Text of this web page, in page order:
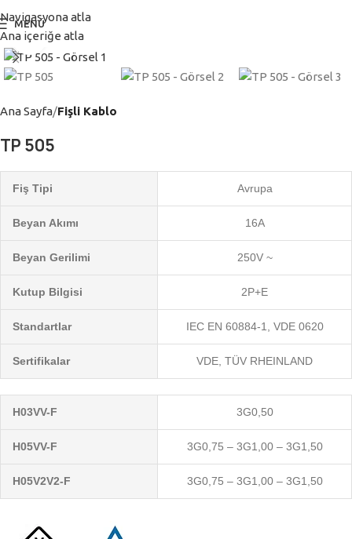
Navigasyona atla
Ana içeriğe atla
MENÜ
Büyütmek için tıklayın
Ana Sayfa Fişli Kablo
TP 505
Fiş Tipi Avrupa
Beyan Akımı 16A
Beyan Gerilimi 250V ~
Kutup Bilgisi 2P+E
Standartlar IEC EN 60884-1, VDE 0620
Sertifikalar VDE, TÜV RHEINLAND
H03VV-F 3G0,50
H05VV-F 3G0,75 – 3G1,00 – 3G1,50
H05V2V2-F 3G0,75 – 3G1,00 – 3G1,50